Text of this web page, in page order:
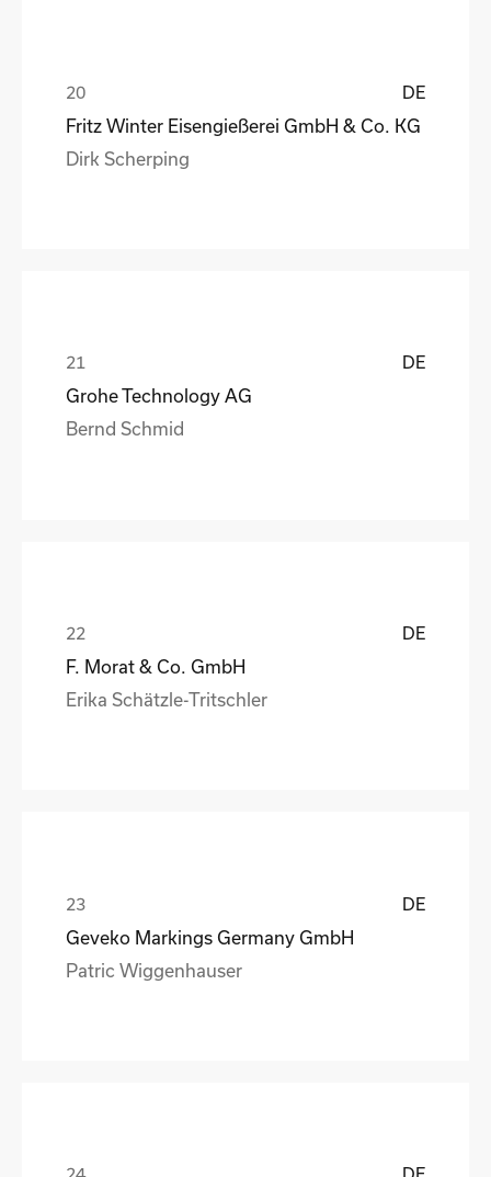
DE
Fritz Winter Eisengießerei GmbH & Co. KG
Dirk Scherping
DE
Grohe Technology AG
Bernd Schmid
DE
F. Morat & Co. GmbH
Erika Schätzle-Tritschler
DE
Geveko Markings Germany GmbH
Patric Wiggenhauser